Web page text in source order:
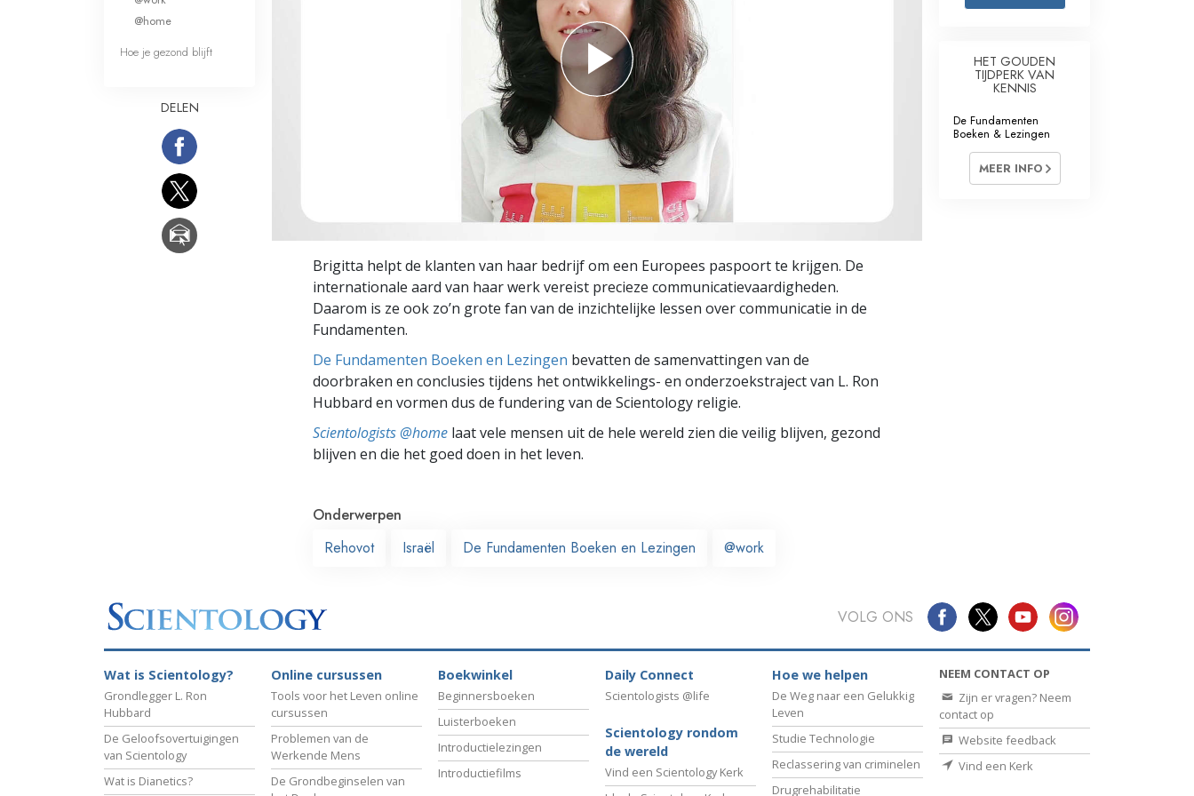
Ethiek en de Condities
De Oorzaak van Onderdrukking
Feitenonderzoek
De Grondbeginselen van Organiseren
Communicatie
Brigitta helpt de klanten van haar bedrijf om een Europees paspoort te krijgen. De
internationale aard van haar werk vereist precieze communicatie­vaardigheden.
Daarom is ze ook zo’n grote fan van de inzichtelijke lessen over communicatie in de
Fundamenten.
De Fundamenten Boeken en Lezingen bevatten de samenvattingen van de
doorbraken en conclusies tijdens het ontwikkelings- en onderzoekstraject van L. Ron
Hubbard en vormen dus de fundering van de Scientology religie.
Scientologists @home laat vele mensen uit de hele wereld zien die veilig blijven, gezond
blijven en die het goed doen in het leven.
Onderwerpen
Rehovot
Israël De Fundamenten Boeken en Lezingen @work
@home
Hoe je gezond blijft
DELEN
HET GOUDEN
TIJDPERK VAN
KENNIS
De Fundamenten
Boeken & Lezingen
MEER INFO
VOLG ONS
Wat is Scientology?
Grondlegger L. Ron
Hubbard
De Geloofsovertuigingen
van Scientology
Wat is Dianetics?
Online cursussen
Tools voor het Leven online
cursussen
Problemen van de
Werkende Mens
De Grondbeginselen van
Boekwinkel
Beginnersboeken
Luisterboeken
Introductielezingen
Introductiefilms
Daily Connect
Scientologists @life
Scientology rondom
de wereld
Vind een Scientology Kerk
Hoe we helpen
De Weg naar een Gelukkig
Leven
Studie Technologie
Reclassering van criminelen
Drugrehabilitatie
NEEM CONTACT OP
Zijn er vragen? Neem
contact op
Website feedback
Vind een Kerk